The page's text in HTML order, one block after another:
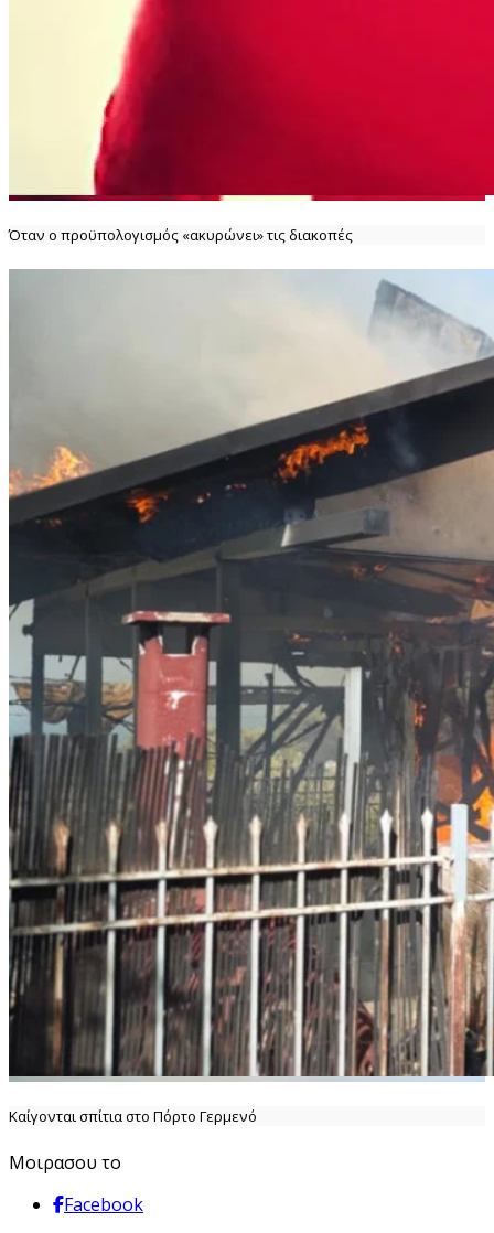
Όταν ο προϋπολογισμός «ακυρώνει» τις διακοπές
Καίγονται σπίτια στο Πόρτο Γερμενό
Μοιρασου το
Facebook